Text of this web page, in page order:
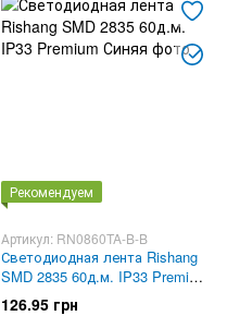
Рекомендуем
Артикул: RN0860TA-B-B
Светодиодная лента Rishang
SMD 2835 60д.м. IP33 Premium
Синяя
126.95 грн